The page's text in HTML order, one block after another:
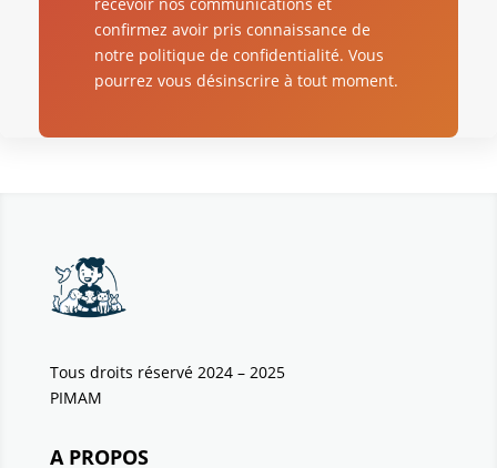
confirmez avoir pris connaissance de
notre politique de confidentialité. Vous
pourrez vous désinscrire à tout moment.
Tous droits réservé 2024 – 2025
PIMAM
A PROPOS